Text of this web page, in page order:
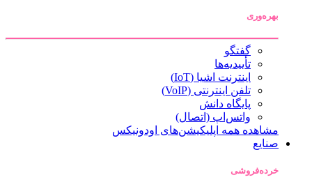
بهره‌وری
گفتگو
تأییدیه‌ها
اینترنت اشیا (IoT)
تلفن اینترنتی (VoIP)
پایگاه دانش
واتس‌اپ (اتصال)
مشاهده همه اپلیکیشن‌های اودونیکس
صنایع
خرده‌فروشی